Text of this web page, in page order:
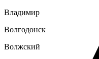
Владимир
Волгодонск
Волжский